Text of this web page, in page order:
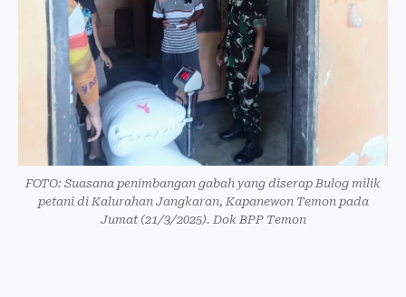
FOTO: Suasana penimbangan gabah yang diserap Bulog milik
petani di Kalurahan Jangkaran, Kapanewon Temon pada
Jumat (21/3/2025). Dok BPP Temon